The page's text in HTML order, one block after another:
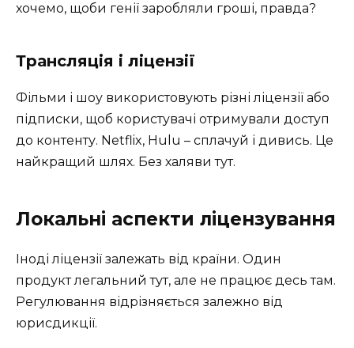
хочемо, щоби генії заробляли гроші, правда?
Трансляція і ліцензії
Фільми і шоу використовують різні ліцензії або
підписки, щоб користувачі отримували доступ
до контенту. Netflix, Hulu – сплачуй і дивись. Це
найкращий шлях. Без халяви тут.
Локальні аспекти ліцензування
Іноді ліцензії залежать від країни. Один
продукт легальний тут, але не працює десь там.
Регулювання відрізняється залежно від
юрисдикції.